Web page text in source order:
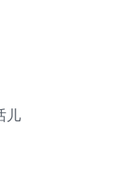
儿